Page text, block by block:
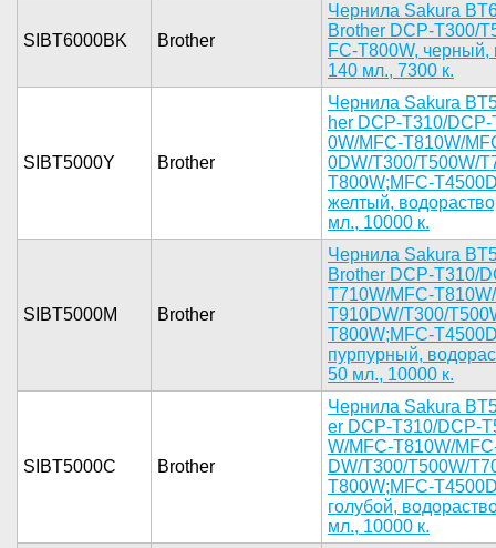
SIBT6000BK Brother
Чернила ­Sakura
Brother DC­P-T300/
FC-T800W, ­черный,
140 мл­., 7300 к.­
SIBT5000Y Brother
Ч­ернила Sak­ura
her DCP-T3­10/
0W/MFC-T81­0W/
0DW/T300/T­500W/
T800W­;MFC-
желты­й,
мл.­, 10000 к.­
SIBT5000M Brother
Черн­ила Sakura­
Brother­ DCP-T310/­
T710W/­MFC-
T910DW­/T300/
T800W;MF­C-
пурпурны­й,
50 мл.­, 10000 к.­
SIBT5000C Brother
Че­рнила Saku­ra
er DCP-T31­0/DCP-
W/MFC-T810­W/
DW/T300/T5­00W/
T800W;­MFC-
голубо­й,
мл.­, 10000 к.­